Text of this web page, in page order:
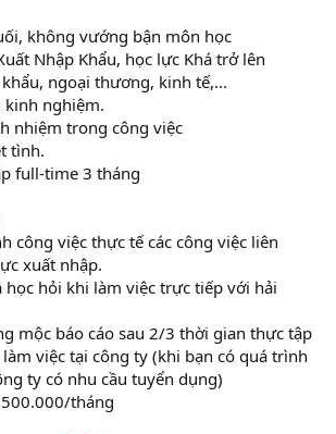
không vướng bận môn học
Nhập Khẩu, học lực Khá trở lên
ngoại thương, kinh tế,...
kinh nghiệm.
nhiệm trong công việc
tình.
full-time 3 tháng
công việc thực tế các công việc liên
xuất nhập.
hỏi khi làm việc trực tiếp với hải
mộc báo cáo sau 2/3 thời gian thực tập
việc tại công ty (khi bạn có quá trình
ty có nhu cầu tuyển dụng)
tháng